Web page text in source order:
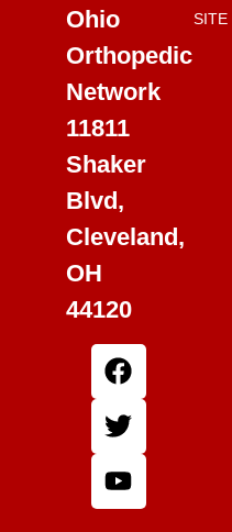
Ohio
Orthopedic
Network
11811
Shaker
Blvd,
Cleveland,
OH
44120
SITE